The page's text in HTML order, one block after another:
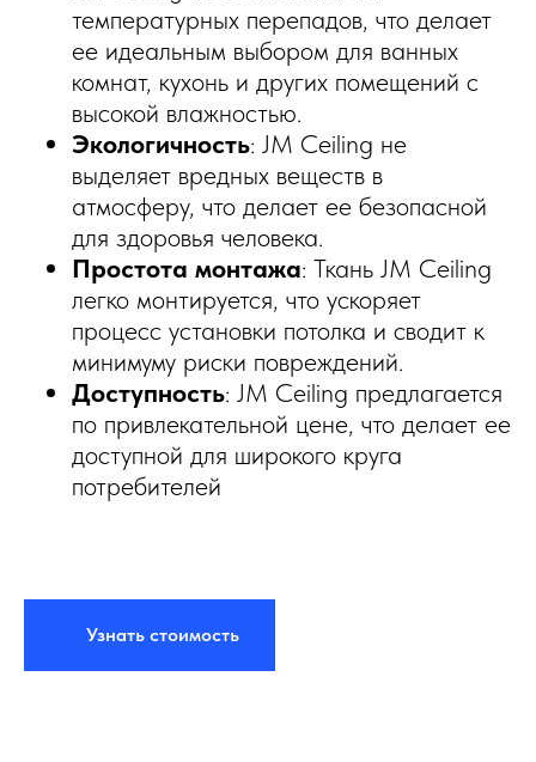
температурных перепадов, что делает
ее идеальным выбором для ванных
комнат, кухонь и других помещений с
высокой влажностью.
Экологичность: JM Ceiling не
выделяет вредных веществ в
атмосферу, что делает ее безопасной
для здоровья человека.
Простота монтажа: Ткань JM Ceiling
легко монтируется, что ускоряет
процесс установки потолка и сводит к
минимуму риски повреждений.
Доступность: JM Ceiling предлагается
по привлекательной цене, что делает ее
доступной для широкого круга
потребителей
Узнать стоимость